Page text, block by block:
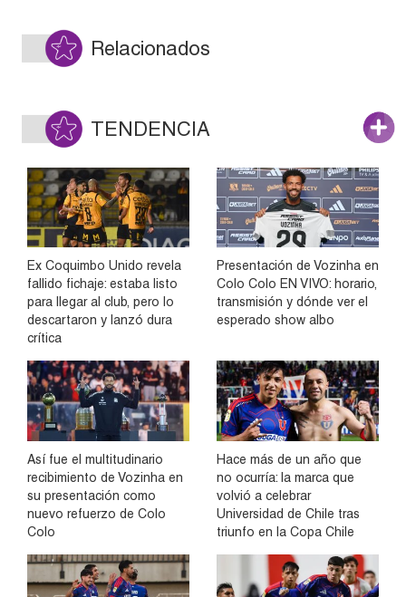
Relacionados
TENDENCIA
Ex Coquimbo Unido revela
fallido fichaje: estaba listo
para llegar al club, pero lo
descartaron y lanzó dura
crítica
Presentación de Vozinha en
Colo Colo EN VIVO: horario,
transmisión y dónde ver el
esperado show albo
Así fue el multitudinario
recibimiento de Vozinha en
su presentación como
nuevo refuerzo de Colo
Colo
Hace más de un año que
no ocurría: la marca que
volvió a celebrar
Universidad de Chile tras
triunfo en la Copa Chile